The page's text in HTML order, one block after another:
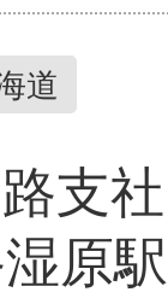
道
路支
原